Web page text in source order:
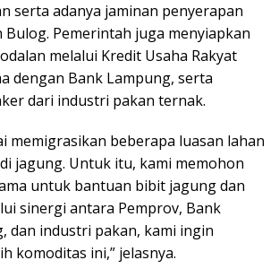
serta adanya jaminan penyerapan
Bulog. Pemerintah juga menyiapkan
melalui Kredit Usaha Rakyat
dengan Bank Lampung, serta
dari industri pakan ternak.
memigrasikan beberapa luasan lahan
jagung. Untuk itu, kami memohon
untuk bantuan bibit jagung dan
sinergi antara Pemprov, Bank
dan industri pakan, kami ingin
komoditas ini,” jelasnya.